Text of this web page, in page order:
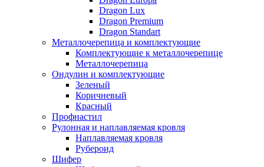
Dragon Lux
Dragon Premium
Dragon Standart
Металлочерепица и комплектующие
Комплектующие к металлочерепице
Металлочерепица
Ондулин и комплектующие
Зеленый
Коричневый
Красный
Профнастил
Рулонная и наплавляемая кровля
Наплавляемая кровля
Рубероид
Шифер